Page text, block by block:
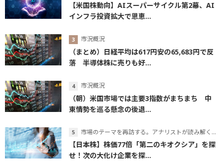
【米国株動向】AIスーパーサイクル第2幕、AI
インフラ投資拡大で恩恵...
市況概況
（まとめ）日経平均は617円安の65,683円で反
落 半導体株に売りも好...
市況概況
（朝）米国市場では主要3指数がまちまち 中
東情勢を巡る懸念の後退...
市場のテーマを再訪する。アナリストが読み解くテーマの本質
【日本株】株価77倍「第二のキオクシア」を探
せ！次の大化け企業を探...